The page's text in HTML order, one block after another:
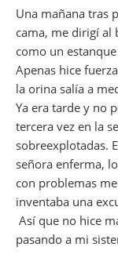
Una mañana tras
cama, me dirigí al
como un
Apenas hice
la orina salía a
Ya era tarde y no
tercera vez en la
sobreexplotadas.
señora enferma,
con problemas
inventaba una
Así que no hice
pasando a mi